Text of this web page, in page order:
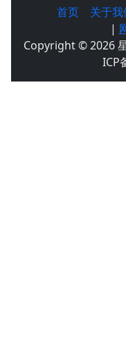
首页 关于我
|
Copyright © 2026
ICP